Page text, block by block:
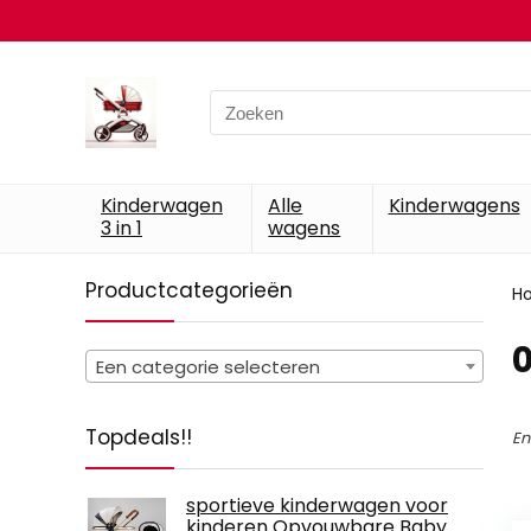
Search
for:
Kinderwagen
3 in 1
Alle
wagens
Kinderwagens
Productcategorieën
Een categorie selecteren
Topdeals!!
sportieve kinderwagen voor